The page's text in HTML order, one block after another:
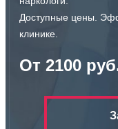
Доступные цены.
клинике.
От 2100